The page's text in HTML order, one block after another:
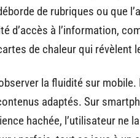
de rubriques ou que
d’accès à l’information,
de chaleur qui
la fluidité sur
adaptés. Sur
hachée, l’utilisateur ne